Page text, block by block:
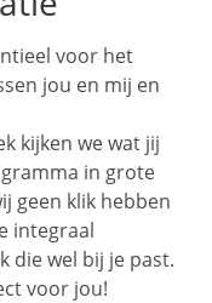
voor het
jou en mij en
kijken we wat jij
in grote
geen klik hebben
integraal
die wel bij je past.
voor jou!